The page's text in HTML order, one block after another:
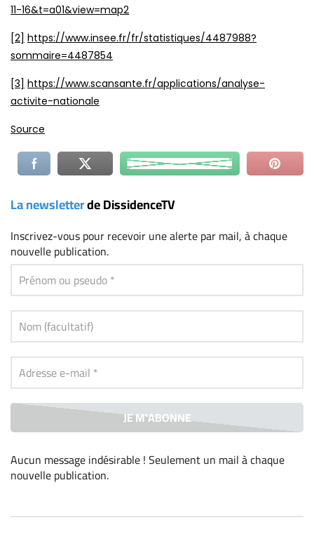
11-16&t=a01&view=map2
[2] https://www.insee.fr/fr/statistiques/4487988?
sommaire=4487854
[3] https://www.scansante.fr/applications/analyse-
activite-nationale
Source
La newsletterde DissidenceTV
Inscrivez-vouspour recevoir une alerte par mail, à chaque
nouvelle publication.
Aucun message indésirable ! Seulement un mail à chaque
nouvelle publication.